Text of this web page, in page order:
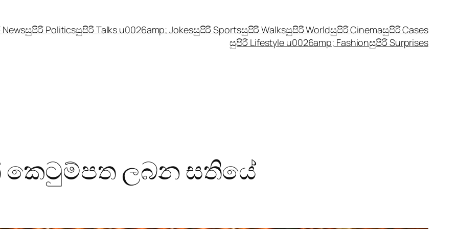
සුපිරි Politicsසුපිරි Talks u0026amp; Jokesසුපිරි Sportsසුපිරි Walksසුපිරි Worldසුපිරි Cinemaසුපිරි Cases
සුපිරි Lifestyle u0026amp; Fashionසුපිරි Surprises
කෙටුම්පත ලබන සතියේ